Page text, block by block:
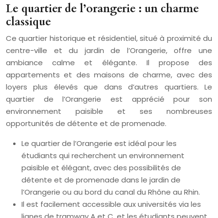
Le quartier de l’orangerie : un charme
classique
Ce quartier historique et résidentiel, situé à proximité du
centre-ville et du jardin de l’Orangerie, offre une
ambiance calme et élégante. Il propose des
appartements et des maisons de charme, avec des
loyers plus élevés que dans d’autres quartiers. Le
quartier de l’Orangerie est apprécié pour son
environnement paisible et ses nombreuses
opportunités de détente et de promenade.
Le quartier de l’Orangerie est idéal pour les
étudiants qui recherchent un environnement
paisible et élégant, avec des possibilités de
détente et de promenade dans le jardin de
l’Orangerie ou au bord du canal du Rhône au Rhin.
Il est facilement accessible aux universités via les